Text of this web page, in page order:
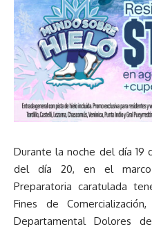
Durante la noche del día 19
del día 20, en el marco
Preparatoria caratulada
Fines de
Departamental Dolores